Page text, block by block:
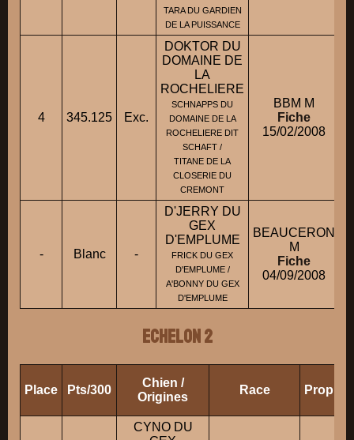
TARA DU GARDIEN
DE LA PUISSANCE
4 345.125 Exc.
DOKTOR DU
DOMAINE DE
LA
ROCHELIERE
SCHNAPPS DU
DOMAINE DE LA
ROCHELIERE DIT
SCHAFT /
TITANE DE LA
CLOSERIE DU
CREMONT
BBM M
Fiche
15/02/2008
- Blanc -
D'JERRY DU
GEX
D'EMPLUME
FRICK DU GEX
D'EMPLUME /
A'BONNY DU GEX
D'EMPLUME
BEAUCERON
M
Fiche
04/09/2008
ECHELON 2
Place Pts/300
Chien /
Origines
Race
CYNO DU